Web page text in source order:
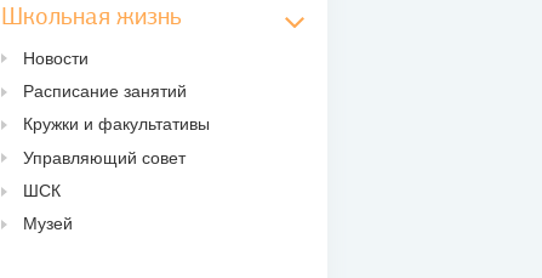
Школьная жизнь
Новости
Расписание занятий
Кружки и факультативы
Управляющий совет
ШСК
Музей